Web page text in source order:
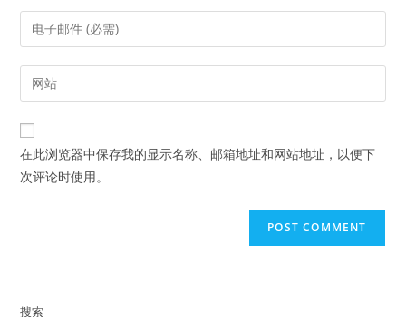
name
comment
Enter
your
email
address
comment
Enter
your
website
URL
(optional)
在此浏览器中保存我的显示名称、邮箱地址和网站地址，以便下
次评论时使用。
搜索